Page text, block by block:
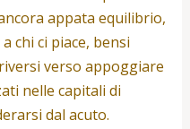
appata equilibrio,
chi ci piace, bensi
verso appoggiare
nelle capitali di
dal acuto.